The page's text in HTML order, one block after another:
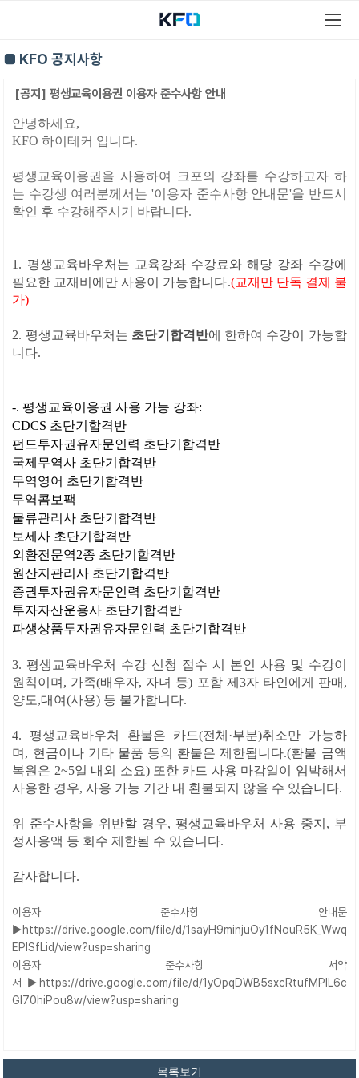
■ KFO 공지사항
[공지] 평생교육이용권 이용자 준수사항 안내
안녕하세요,
KFO 하이테커 입니다.
평생교육이용권을 사용하여 크포의 강좌를 수강하고자 하
는 수강생 여러분께서는 '이용자 준수사항 안내문'을 반드시
확인 후 수강해주시기 바랍니다.
1. 평생교육바우처는 교육강좌 수강료와 해당 강좌 수강에
필요한 교재비에만 사용이 가능합니다.(교재만 단독 결제 불
가)
2. 평생교육바우처는 초단기합격 반에 한하여 수강이 가능합
니다.
-. 평생교육이용권 사용 가능 강좌:
CDCS 초단기합격반
펀드투자권유자문인력 초단기합격반
국제무역사 초단기합격반
무역영어 초단기합격반
무역콤보팩
물류관리사 초단기합격반
보세사 초단기합격반
외환전문역2종 초단기합격반
원산지관리사 초단기합격반
증권투자권유자문인력 초단기합격반
투자자산운용사 초단기합격반
파생상품투자권유자문인력 초단기합격반
3. 평생교육바우처 수강 신청 접수 시 본인 사용 및 수강이
원칙이며, 가족(배우자, 자녀 등) 포함 제3자 타인에게 판매,
양도,대여(사용) 등 불가합니다.
4. 평생교육바우처 환불은 카드(전체·부분)취소만 가능하
며, 현금이나 기타 물품 등의 환불은 제한됩니다.(환불 금액
복원은 2~5일 내외 소요)또한 카드 사용 마감일이 임박해서
사용한 경우, 사용 가능 기간 내 환불되지 않을 수 있습니다.
위 준수사항을 위반할 경우, 평생교육바우처 사용 중지, 부
정사용액 등 회수 제한될 수 있습니다.
감사합니다.
이용자 준수사항 안내문
▶https://drive.google.com/file/d/1sayH9minjuOy1fNouR5K_Wwq
EPlSfLid/view?usp=sharing
이용자 준수사항 서약
서
▶ https://drive.google.com/file/d/1yOpqDWB5sxcRtufMPIL6c
GI70hiPou8w/view?usp=sharing